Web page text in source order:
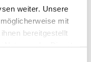
weiter. Unsere
mit
bereitgestellt